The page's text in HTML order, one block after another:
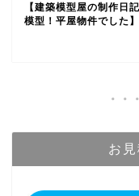
【建築模型屋の制作日
模型！平屋物件でした】
お